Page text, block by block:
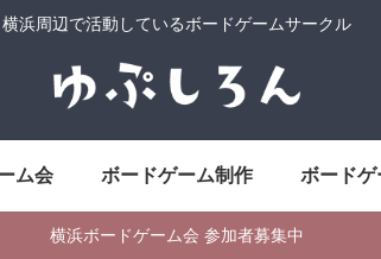
横浜周辺で活動しているボードゲームサークル
ム会 ボードゲーム制作 ボードゲ
横浜ボードゲーム会 参加者募集中